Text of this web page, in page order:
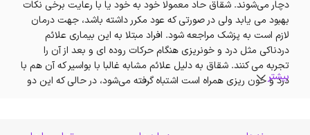
دچار می‌شوند. شقاق حاد معمولا خود به خود یا با رعایت برخی نکات
بهبود می یابد ولی در صورتی که عود مکرر داشته باشد، جهت درمان
لازم است به پزشک مراجعه شود. افراد مبتلا به این بیماری علائم
دردناکی مثل درد و خونریزی هنگام حرکات روده ای و بعد از آن را
تجربه می کنند. شقاق به دلیل علائم مشابه غالبا با بواسیر که آن هم با
درد و خون ریزی همراه است اشتباه گرفته می‌شود، در حالی که این دو
بیشتر